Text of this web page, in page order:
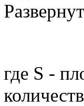
где S -